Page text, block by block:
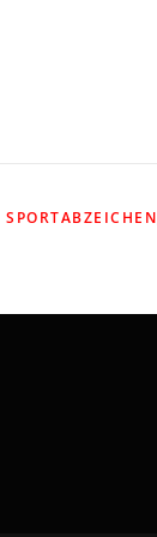
SPORTABZEICHEN